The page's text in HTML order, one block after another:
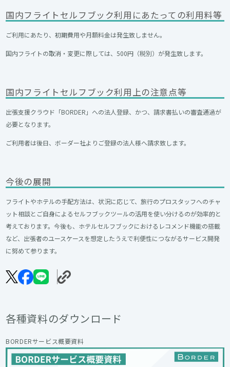
国内フライトセルフブック利用にあたっての利用料等
ご利用にあたり、初期費用や月額料金は発生致しません。
国内フライトの取消・変更に際しては、500円（税別）が発生致します。
国内フライトセルフブック利用上の注意点等
出張支援クラウド「BORDER」への法人登録、かつ、請求書払いの審査通過が
必要となります。
ご利用者は後日、ボーダー社よりご登録の法人様へ請求致します。
今後の展開
フライトやホテルの手配方法は、状況に応じて、旅行のプロスタッフへのチャ
ット相談とご自身によるセルフブックツールの活用を使い分けるのが効率的と
考えております。今後も、ホテルセルフブックにおけるレコメンド機能の搭載
など、出張者のユースケースを想定したうえで利便性につながるサービス開発
に努めて参ります。
各種資料のダウンロード
BORDERサービス概要資料